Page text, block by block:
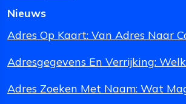
Nieuws
Adres Op Kaart: Van Adres Naar
Adresgegevens En Verrijking:
Adres Zoeken Met Naam: Wat